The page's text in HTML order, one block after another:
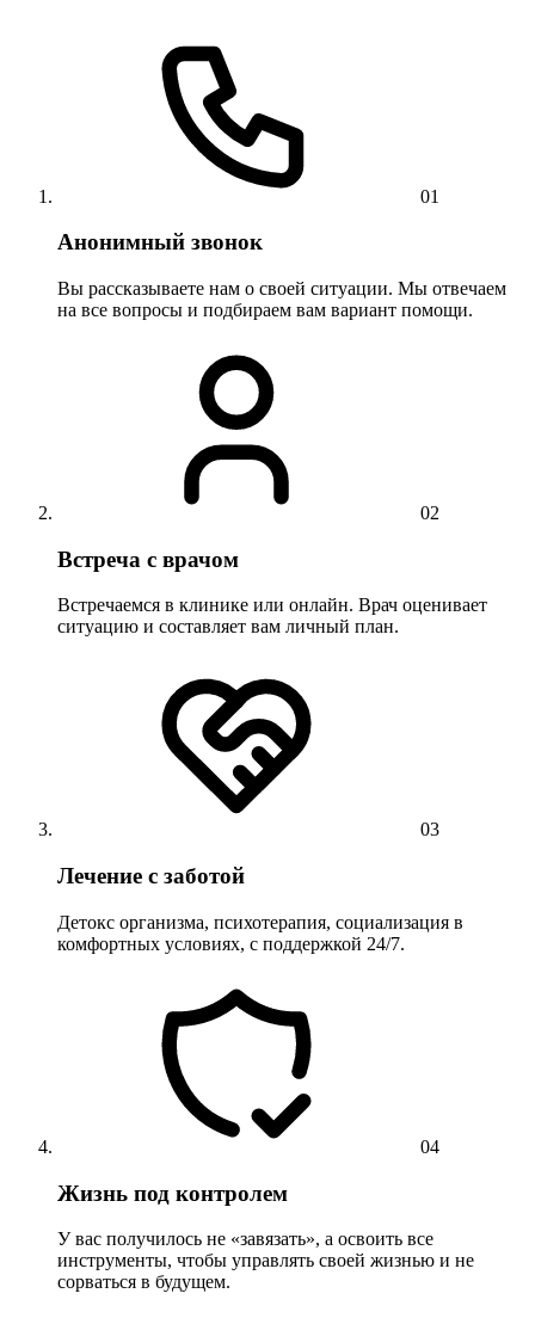
01
Анонимный звонок
Вы рассказываете нам о своей ситуации. Мы отвечаем
на все вопросы и подбираем вам вариант помощи.
02
Встреча с врачом
Встречаемся в клинике или онлайн. Врач оценивает
ситуацию и составляет вам личный план.
03
Лечение с заботой
Детокс организма, психотерапия, социализация в
комфортных условиях, с поддержкой 24/7.
04
Жизнь под контролем
У вас получилось не «завязать», а освоить все
инструменты, чтобы управлять своей жизнью и не
сорваться в будущем.